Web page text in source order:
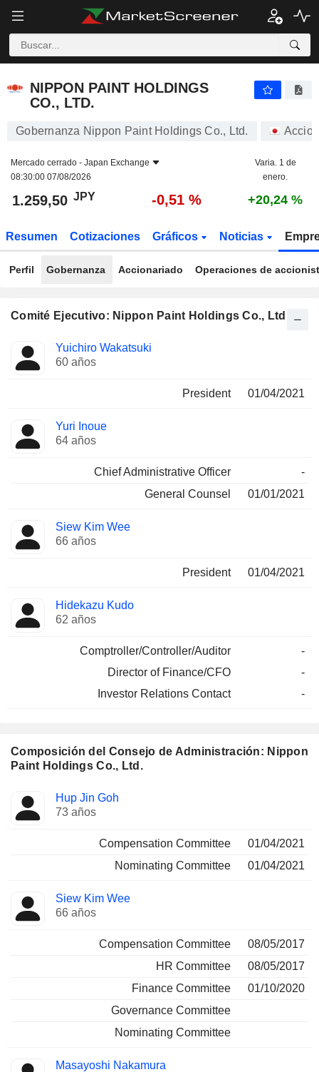
NIPPON PAINT HOLDINGS
CO., LTD.
Gobernanza Nippon Paint Holdings Co., Ltd.
Mercado cerrado - Japan Exchange
08:30:00 07/08/2026
Varia. 1 de
enero.
1.259,50 JPY -0,51 % +20,24 %
Resumen Cotizaciones Gráficos Noticias
Perfil Gobernanza Accionariado Operaciones de
Comité Ejecutivo: Nippon Paint Holdings Co., Ltd.
Director
Funciones
ocupadas
Yuichiro Wakatsuki
60 años
President 01/04/2021
Yuri Inoue
64 años
Chief Administrative Officer
-
General Counsel
01/01/2021
Siew Kim Wee
66 años
President 01/04/2021
Hidekazu Kudo
62 años
Comptroller/Controller/Auditor
-
Director of Finance/CFO
-
Investor Relations Contact
-
Composición del Consejo de Administración: Nippon
Paint Holdings Co., Ltd.
Administrador Comités
Hup Jin Goh
73 años
Compensation Committee
01/04/2021
Nominating Committee
01/04/2021
Siew Kim Wee
66 años
Compensation Committee
08/05/2017
HR Committee
08/05/2017
Finance Committee
01/10/2020
Governance Committee
Nominating Committee
Masayoshi Nakamura